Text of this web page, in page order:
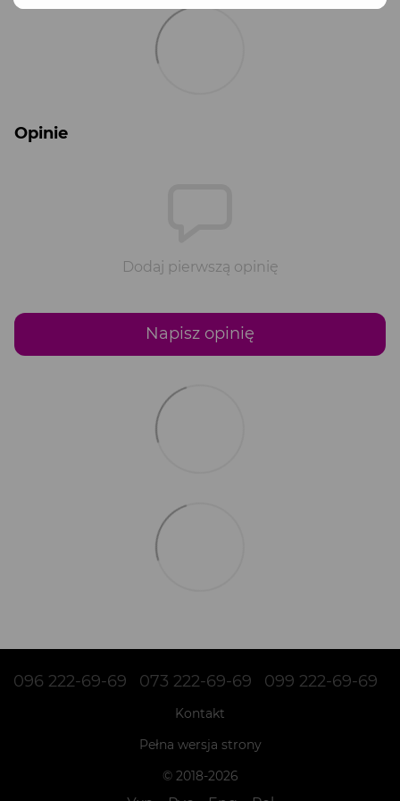
Opinie
Dodaj pierwszą opinię
Napisz opinię
096 222-69-69 073 222-69-69 099 222-69-69
Kontakt
Pełna wersja strony
© 2018-2026